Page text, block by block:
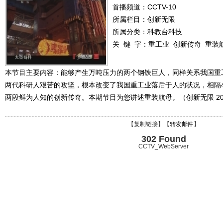
首播频道： CCTV-10
所属栏目： 创新无限
所属分类：科教台科技
关 键 字： 重工业 创新传奇 重装
本节目主要内容：能够产生万吨压力的两个钢铁巨人，同样关系我国
两代科研人艰苦的攻坚，根本改变了我国重工业落后于人的状况，相
两段鲜为人知的创新传奇。本期节目为您讲述重装航母。（创新无限
【复制链接】【转发邮件 】
302 Found
CCTV_WebServer